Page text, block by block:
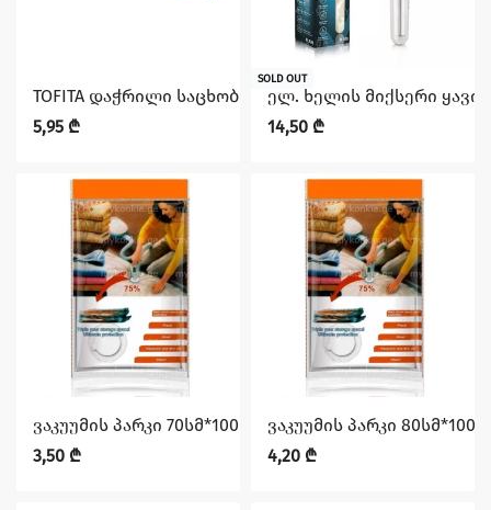
TOFITA დაჭრილი საცხობი ქაღალდი(კალკა) 20ც*24
5,95 ₾
SOLD OUT
ელ. ხელის მიქსერი
14,50 ₾
ვაკუუმის პარკი 70სმ*100სმ
3,50 ₾
ვაკუუმის პარკი
4,20 ₾